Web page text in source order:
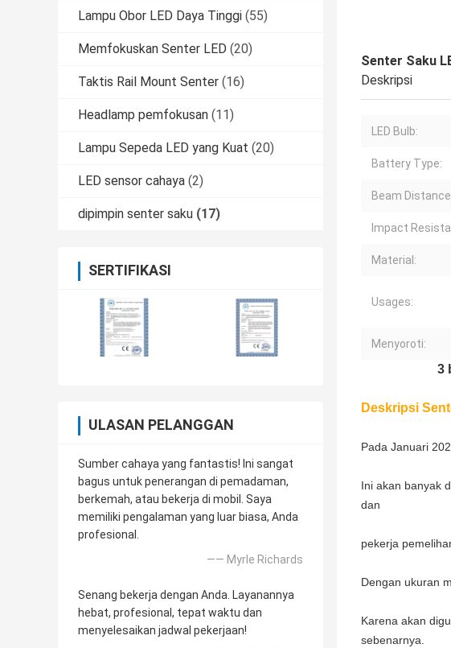
Lampu Obor LED Daya Tinggi (55)
Memfokuskan Senter LED (20)
Taktis Rail Mount Senter (16)
Headlamp pemfokusan (11)
Lampu Sepeda LED yang Kuat (20)
LED sensor cahaya (2)
dipimpin senter saku (17)
SERTIFIKASI
ULASAN PELANGGAN
Sumber cahaya yang fantastis! Ini sangat
bagus untuk penerangan di pemadaman,
berkemah, atau bekerja di mobil. Saya
memiliki pengalaman yang luar biasa, Anda
profesional.
—— Myrle Richards
Senang bekerja dengan Anda. Layanannya
hebat, profesional, tepat waktu dan
menyelesaikan jadwal pekerjaan!
Senter Saku
Deskripsi
LED Bulb:
Battery Type:
Beam
Impact
Material:
Usages:
Menyoroti:
3
Deskripsi
Pada Januari
Ini akan banyak
dan
pekerja
Dengan ukuran
Karena akan
sebenarnya.